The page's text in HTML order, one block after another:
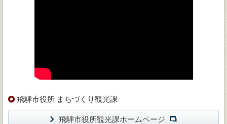
飛騨市役所 まちづくり観光課
飛騨市役所観光課ホームページ